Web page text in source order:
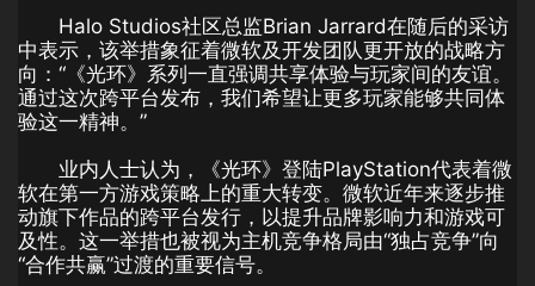
Halo Studios社区总监Brian Jarrard在随后的采访
中表示，该举措象征着微软及开发团队更开放的战略方
向：“《光环》系列一直强调共享体验与玩家间的友谊。
通过这次跨平台发布，我们希望让更多玩家能够共同体
验这一精神。”
业内人士认为，《光环》登陆PlayStation代表着微
软在第一方游戏策略上的重大转变。微软近年来逐步推
动旗下作品的跨平台发行，以提升品牌影响力和游戏可
及性。这一举措也被视为主机竞争格局由“独占竞争”向
“合作共赢”过渡的重要信号。